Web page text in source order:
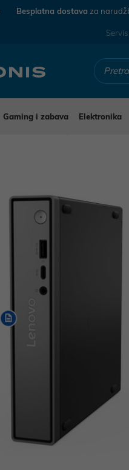
Besplatna dostava za
Servis
Gaming i zabava Elektronika